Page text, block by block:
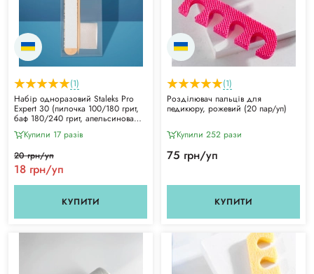
(1)
Набір одноразовий Staleks Pro
Expert 30 (пилочка 100/180 грит,
баф 180/240 грит, апельсинова
паличка 110 мм)
Купили 17 разiв
18 грн/уп
20 грн/уп
КУПИТИ
(1)
Розділювач пальців для
педикюру, рожевий (20 пар/уп)
Купили 252 рази
75 грн/уп
КУПИТИ